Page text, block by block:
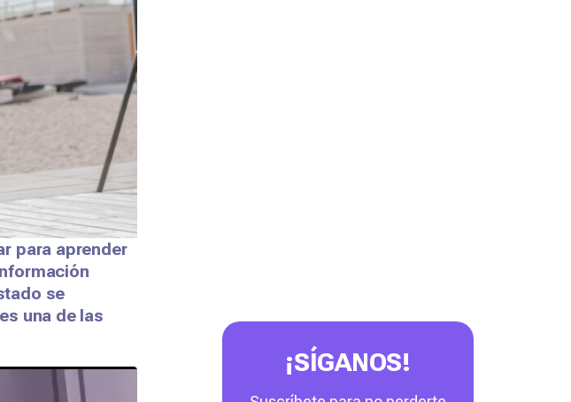
para aprender
se
una de las
¡SÍGANOS!